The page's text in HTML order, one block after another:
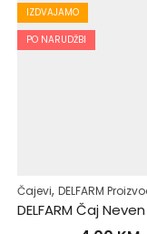
DELFARM Proizvodi,Zdrav život
DELFARM Čaj Neven cvijet 50g